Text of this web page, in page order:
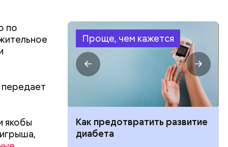
по
якобы
сын
Проще, чем кажется
ли дом по
где
Как предотвратить развитие
диабета